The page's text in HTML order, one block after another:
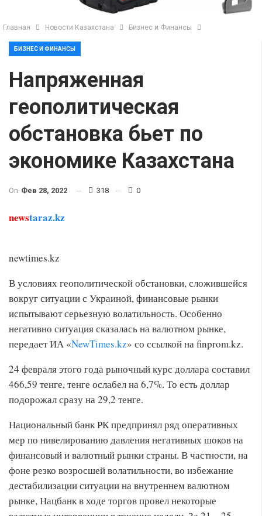
Главная Новости Казахстана Бизнес и Финансы
БИЗНЕС И ФИНАНСЫ
Напряженная
геополитическая
обстановка бьет по
экономике Казахстана
On Фев 28, 2022 318 0
newstaraz.kz
newtimes.kz
В условиях геополитической обстановки, сложившейся
вокруг ситуации с Украиной, финансовые рынки
испытывают серьезную волатильность. Особенно
негативно ситуация сказалась на валютном рынке,
передает ИА «NewTimes.kz» со ссылкой на finprom.kz.
24 февраля этого года рыночный курс доллара составил
466,59 тенге, тенге ослабел на 6,7%. То есть доллар
подорожал сразу на 29,2 тенге.
Национальный банк РК предпринял ряд оперативных
мер по нивелированию давления негативных шоков на
финансовый и валютный рынки страны. В частности, на
фоне резко возросшей волатильности, во избежание
дестабилизации ситуации на внутреннем валютном
рынке, Нацбанк в ходе торгов провел некоторые